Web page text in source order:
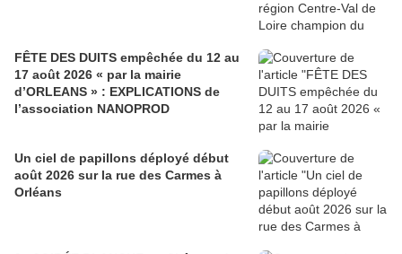
FÊTE DES DUITS empêchée du 12 au
17 août 2026 « par la mairie
d’ORLEANS » : EXPLICATIONS de
l’association NANOPROD
Un ciel de papillons déployé début
août 2026 sur la rue des Carmes à
Orléans